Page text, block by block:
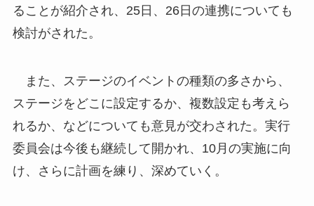
ることが紹介され、25日、26日の連携についても
検討がされた。
また、ステージのイベントの種類の多さから、
ステージをどこに設定するか、複数設定も考えら
れるか、などについても意見が交わされた。実行
委員会は今後も継続して開かれ、10月の実施に向
け、さらに計画を練り、深めていく。